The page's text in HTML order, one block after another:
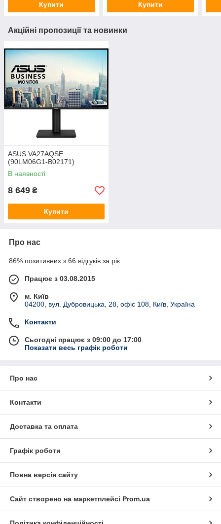
Купити Купити
Акційні пропозиції та новинки
ASUS VA27AQSE
(90LM06G1-B02171)
В наявності
8 649 ₴
Купити
Про нас
86% позитивних з 66 відгуків за рік
Працює з 03.08.2015
м. Київ
04200, вул. Дубровицька, 28, офіс 108, Київ, Україна
Контакти
Сьогодні працює з 09:00 до 17:00
Показати весь графік роботи
Про нас
Контакти
Доставка та оплата
Графік роботи
Повна версія сайту
Сайт створено на маркетплейсі Prom.ua